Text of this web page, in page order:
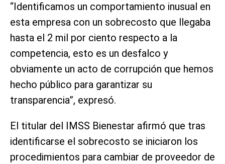
“Identificamos un comportamiento inusual en
esta empresa con un sobrecosto que llegaba
hasta el 2 mil por ciento respecto a la
competencia, esto es un desfalco y
obviamente un acto de corrupción que hemos
hecho público para garantizar su
transparencia”, expresó.
El titular del IMSS Bienestar afirmó que tras
identificarse el sobrecosto se iniciaron los
procedimientos para cambiar de proveedor de